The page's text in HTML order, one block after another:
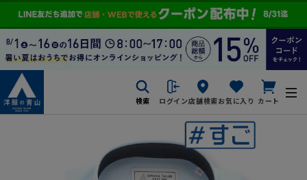
検索 ログイン店舗検索お気に入り カート